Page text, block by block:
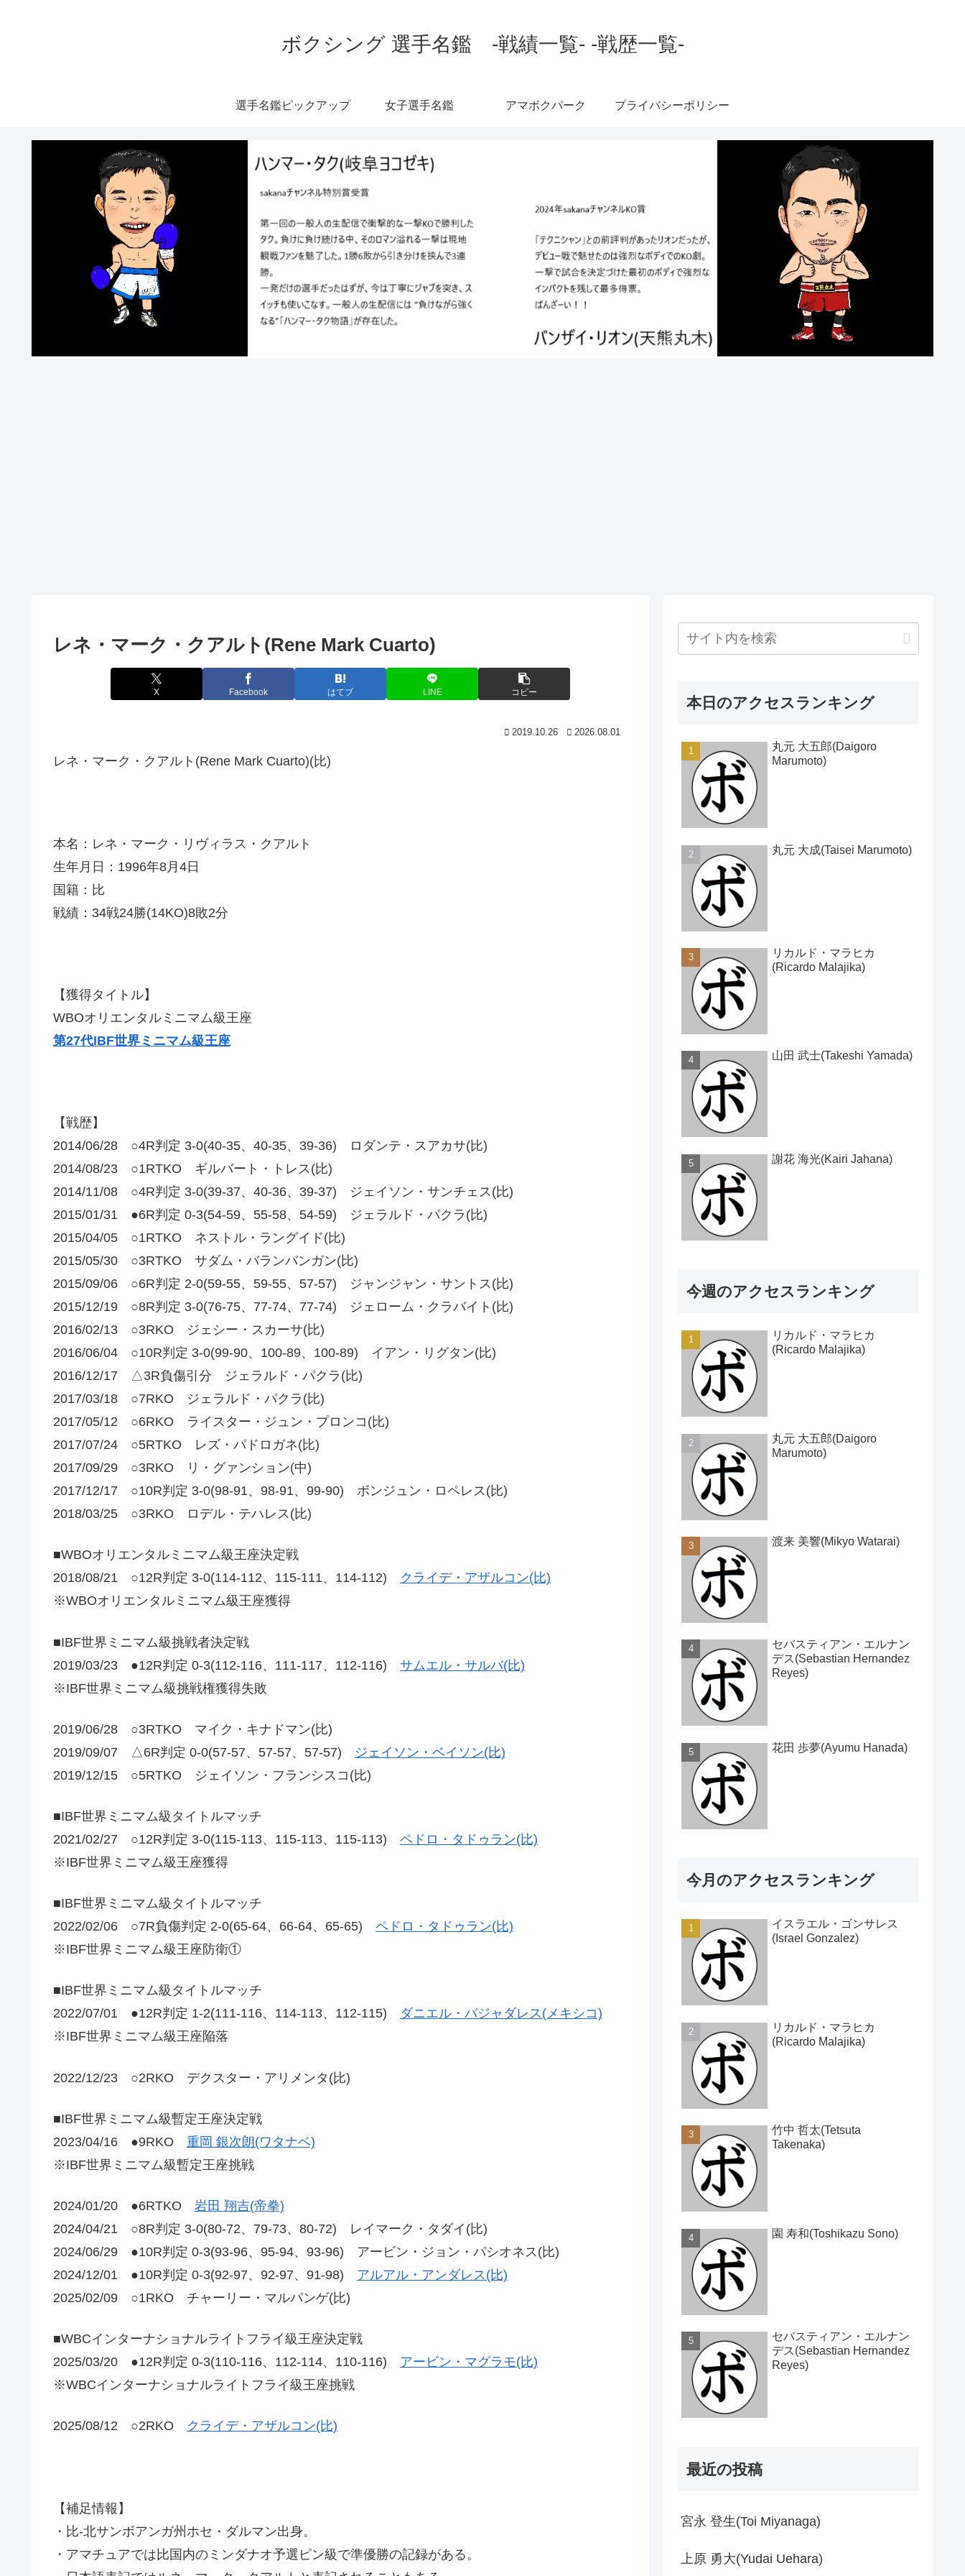
ボクシング 選手名鑑 -戦績一覧- -戦歴一覧-
選手名鑑ピックアップ 女子選手名鑑 アマボクパーク プライバシーポリシー
レネ・マーク・クアルト(Rene Mark Cuarto)
X Facebook はてブ LINE コピー
2019.10.26 2026.08.01
レネ・マーク・クアルト(Rene Mark Cuarto)(比)
本名：レネ・マーク・リヴィラス・クアルト
生年月日：1996年8月4日
国籍：比
戦績：34戦24勝(14KO)8敗2分
【獲得タイトル】
WBOオリエンタルミニマム級王座
第27代IBF世界ミニマム級王座
【戦歴】
2014/06/28 ○4R判定 3-0(40-35、40-35、39-36) ロダンテ・スアカサ(比)
2014/08/23 ○1RTKO ギルバート・トレス(比)
2014/11/08 ○4R判定 3-0(39-37、40-36、39-37) ジェイソン・サンチェス(比)
2015/01/31 ●6R判定 0-3(54-59、55-58、54-59) ジェラルド・パクラ(比)
2015/04/05 ○1RTKO ネストル・ラングイド(比)
2015/05/30 ○3RTKO サダム・バランバンガン(比)
2015/09/06 ○6R判定 2-0(59-55、59-55、57-57) ジャンジャン・サントス(比)
2015/12/19 ○8R判定 3-0(76-75、77-74、77-74) ジェローム・クラバイト(比)
2016/02/13 ○3RKO ジェシー・スカーサ(比)
2016/06/04 ○10R判定 3-0(99-90、100-89、100-89) イアン・リグタン(比)
2016/12/17 △3R負傷引分 ジェラルド・パクラ(比)
2017/03/18 ○7RKO ジェラルド・パクラ(比)
2017/05/12 ○6RKO ライスター・ジュン・プロンコ(比)
2017/07/24 ○5RTKO レズ・パドロガネ(比)
2017/09/29 ○3RKO リ・グァンション(中)
2017/12/17 ○10R判定 3-0(98-91、98-91、99-90) ボンジュン・ロペレス(比)
2018/03/25 ○3RKO ロデル・テハレス(比)
■WBOオリエンタルミニマム級王座決定戦
2018/08/21 ○12R判定 3-0(114-112、115-111、114-112) クライデ・アザルコン(比)
※WBOオリエンタルミニマム級王座獲得
■IBF世界ミニマム級挑戦者決定戦
2019/03/23 ●12R判定 0-3(112-116、111-117、112-116) サムエル・サルバ(比)
※IBF世界ミニマム級挑戦権獲得失敗
2019/06/28 ○3RTKO マイク・キナドマン(比)
2019/09/07 △6R判定 0-0(57-57、57-57、57-57) ジェイソン・ベイソン(比)
2019/12/15 ○5RTKO ジェイソン・フランシスコ(比)
■IBF世界ミニマム級タイトルマッチ
2021/02/27 ○12R判定 3-0(115-113、115-113、115-113) ペドロ・タドゥラン(比)
※IBF世界ミニマム級王座獲得
■IBF世界ミニマム級タイトルマッチ
2022/02/06 ○7R負傷判定 2-0(65-64、66-64、65-65) ペドロ・タドゥラン(比)
※IBF世界ミニマム級王座防衛①
■IBF世界ミニマム級タイトルマッチ
2022/07/01 ●12R判定 1-2(111-116、114-113、112-115) ダニエル・バジャダレス(メキシコ)
※IBF世界ミニマム級王座陥落
2022/12/23 ○2RKO デクスター・アリメンタ(比)
■IBF世界ミニマム級暫定王座決定戦
2023/04/16 ●9RKO 重岡 銀次朗(ワタナベ)
※IBF世界ミニマム級暫定王座挑戦
2024/01/20 ●6RTKO 岩田 翔吉(帝拳)
2024/04/21 ○8R判定 3-0(80-72、79-73、80-72) レイマーク・タダイ(比)
2024/06/29 ●10R判定 0-3(93-96、95-94、93-96) アービン・ジョン・パシオネス(比)
2024/12/01 ●10R判定 0-3(92-97、92-97、91-98) アルアル・アンダレス(比)
2025/02/09 ○1RKO チャーリー・マルパンゲ(比)
■WBCインターナショナルライトフライ級王座決定戦
2025/03/20 ●12R判定 0-3(110-116、112-114、110-116) アービン・マグラモ(比)
※WBCインターナショナルライトフライ級王座挑戦
2025/08/12 ○2RKO クライデ・アザルコン(比)
【補足情報】
・比-北サンボアンガ州ホセ・ダルマン出身。
・アマチュアでは比国内のミンダナオ予選ピン級で準優勝の記録がある。
本日のアクセスランキング
丸元 大五郎(Daigoro
Marumoto)
丸元 大成(Taisei Marumoto)
リカルド・マラヒカ
(Ricardo Malajika)
山田 武士(Takeshi Yamada)
謝花 海光(Kairi Jahana)
今週のアクセスランキング
リカルド・マラヒカ
(Ricardo Malajika)
丸元 大五郎(Daigoro
Marumoto)
渡来 美響(Mikyo Watarai)
セバスティアン・エルナン
デス(Sebastian Hernandez
Reyes)
花田 歩夢(Ayumu Hanada)
今月のアクセスランキング
イスラエル・ゴンサレス
(Israel Gonzalez)
リカルド・マラヒカ
(Ricardo Malajika)
竹中 哲太(Tetsuta
Takenaka)
園 寿和(Toshikazu Sono)
セバスティアン・エルナン
デス(Sebastian Hernandez
Reyes)
最近の投稿
宮永 登生(Toi Miyanaga)
上原 勇大(Yudai Uehara)